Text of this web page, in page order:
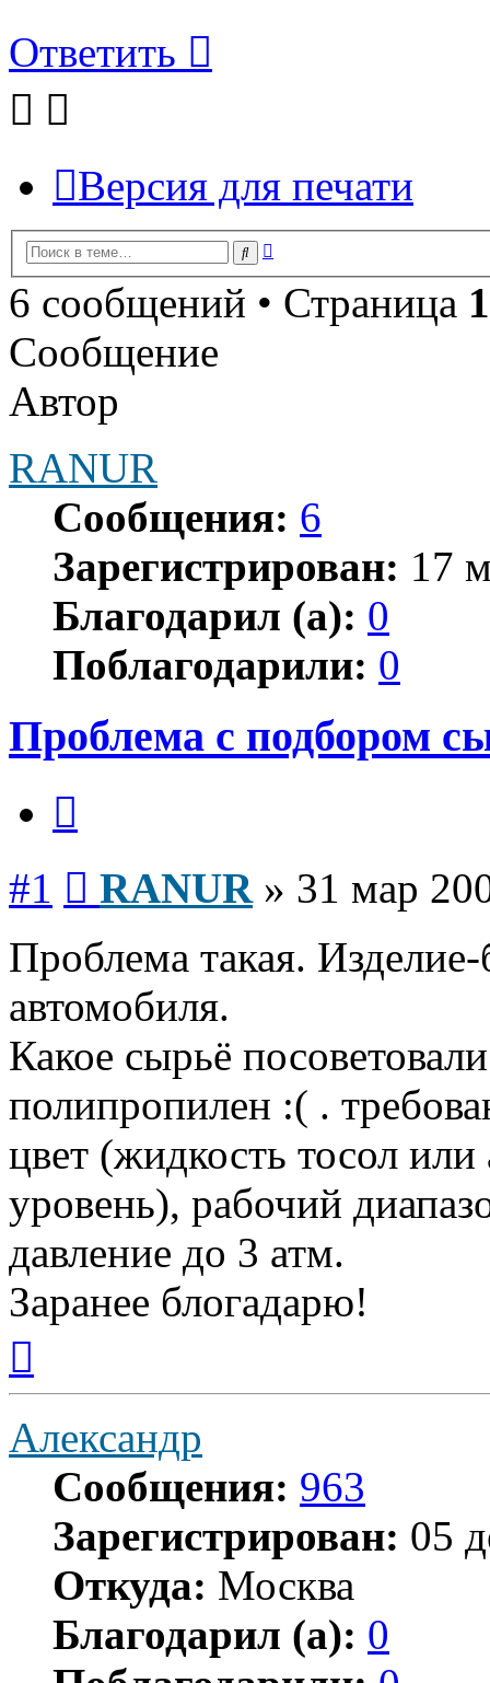
Ответить
Версия для печати
Поиск
6 сообщений • Страница 1
Сообщение
Автор
RANUR
Сообщения: 6
Зарегистрирован: 17
Благодарил (а): 0
Поблагодарили: 0
Проблема с подбором
#1 RANUR» 31 мар
Проблема такая.
автомобиля.
Какое сырьё
полипропилен :( .
цвет (жидкость тосол
уровень), рабочий
давление до 3 атм.
Заранее блогадарю!
началу
Александр
Сообщения: 963
Зарегистрирован: 05
Откуда: Москва
Благодарил (а): 0